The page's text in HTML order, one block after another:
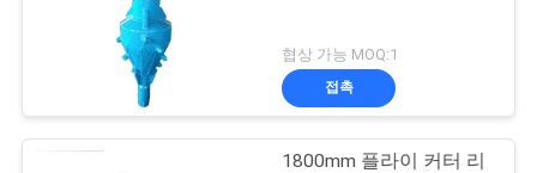
협상 가능 MOQ:1
접촉
1800mm 플라이 커터 리